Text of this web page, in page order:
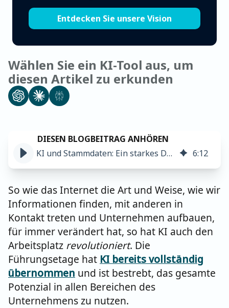
Entdecken Sie unsere Vision
Wählen Sie ein KI-Tool aus, um
diesen Artikel zu erkunden
KI und Stammdaten: Ein starkes Duo für den Unternehmenserfolg 6:12
So wie das Internet die Art und Weise, wie wir
Informationen finden, mit anderen in
Kontakt treten und Unternehmen aufbauen,
für immer verändert hat, so hat KI auch den
Arbeitsplatz revolutioniert. Die
Führungsetage hat KI bereitsvollständig
übernommen und ist bestrebt, das gesamte
Potenzial in allen Bereichen des
Unternehmens zu nutzen.